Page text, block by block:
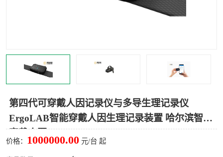
第四代可穿戴人因记录仪与多导生理记录仪
ErgoLAB智能穿戴人因生理记录装置 哈尔滨智能
价格： 1000000.00 元/台 起
人因测评专家系统